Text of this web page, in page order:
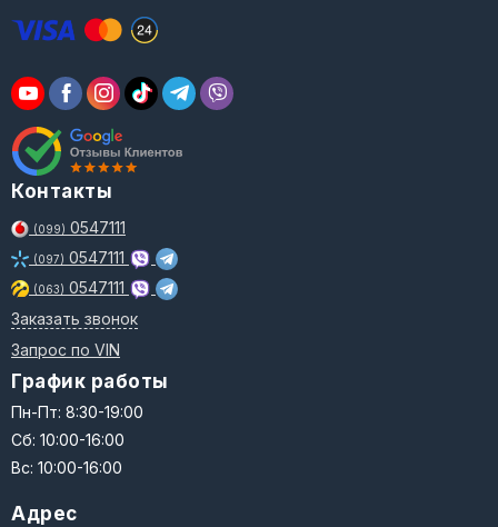
Контакты
(099) 0547111
(097) 0547111
(063) 0547111
Заказать звонок
Запрос по VIN
График работы
Пн-Пт: 8:30-19:00
Сб: 10:00-16:00
Вс: 10:00-16:00
Адрес